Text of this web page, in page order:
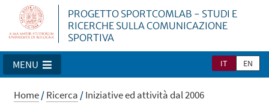
PROGETTO SPORTCOMLAB - STUDI E
RICERCHE SULLA COMUNICAZIONE
SPORTIVA
IT EN
MENU
Home/Ricerca /Iniziative ed attività dal 2006